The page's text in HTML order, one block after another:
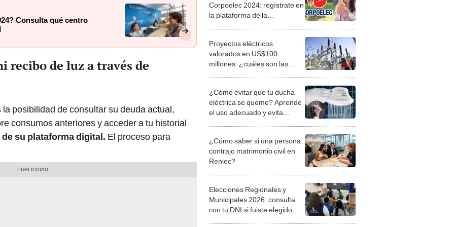
Consulta qué centro
recibo de luz a través de
posibilidad de consultar su deuda actual,
consumos anteriores y acceder a tu historial
su plataforma digital. El proceso para
Corpoelec 2024: regístrate en
la plataforma de la
Proyectos eléctricos
valorados en US$100
millones: ¿cuáles son las
¿Cómo evitar que tu ducha
eléctrica se queme? Aprende
el uso adecuado y evita
¿Cómo saber si una persona
contrajo matrimonio civil en
Reniec?
Elecciones Regionales y
Municipales 2026: consulta
con tu DNI si fuiste elegido